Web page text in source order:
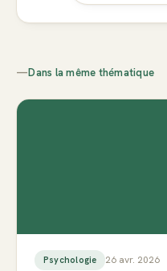
—Dans la même thématique
Psychologie 26 avr. 2026